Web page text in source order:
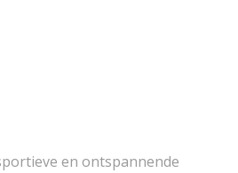
en ontspannende